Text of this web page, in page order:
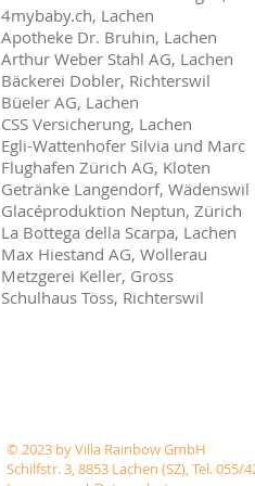
4mybaby.ch, Lachen
Apotheke Dr. Bruhin, Lachen
Arthur Weber Stahl AG, Lachen
Bäckerei Dobler, Richterswil
Büeler AG, Lachen
CSS Versicherung, Lachen
Egli-Wattenhofer Silvia und Marc
Flughafen Zürich AG, Kloten
Getränke Langendorf, Wädenswil
Glacéproduktion Neptun, Zürich
La Bottega della Scarpa, Lachen
Max Hiestand AG, Wollerau
Metzgerei Keller, Gross
Schulhaus Töss, Richterswil
© 2023 by Villa Rainbow GmbH
Schilfstr. 3, 8853 Lachen (SZ), Tel. 055/